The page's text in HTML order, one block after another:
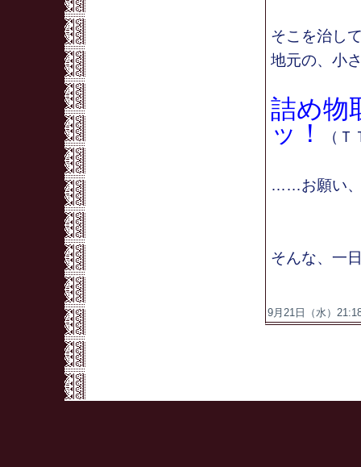
そこを治し
地元の、小
詰め物
ッ！
（
……お願い
そんな、一
9月21日（水）